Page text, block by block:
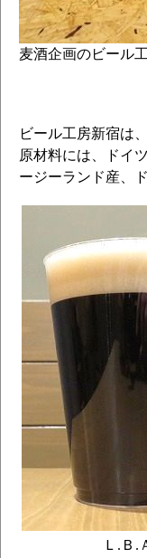
麦酒企画のビール
ビール工房新宿は
原材料には、ドイ
ージーランド産、
Ｌ.Ｂ.